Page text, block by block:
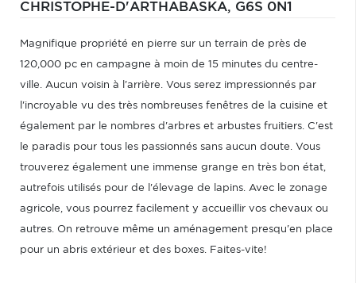
CHRISTOPHE-D'ARTHABASKA, G6S 0N1
Magnifique propriété en pierre sur un terrain de près de
120,000 pc en campagne à moin de 15 minutes du centre-
ville. Aucun voisin à l'arrière. Vous serez impressionnés par
l'incroyable vu des très nombreuses fenêtres de la cuisine et
également par le nombres d'arbres et arbustes fruitiers. C'est
le paradis pour tous les passionnés sans aucun doute. Vous
trouverez également une immense grange en très bon état,
autrefois utilisés pour de l'élevage de lapins. Avec le zonage
agricole, vous pourrez facilement y accueillir vos chevaux ou
autres. On retrouve même un aménagement presqu'en place
pour un abris extérieur et des boxes. Faites-vite!